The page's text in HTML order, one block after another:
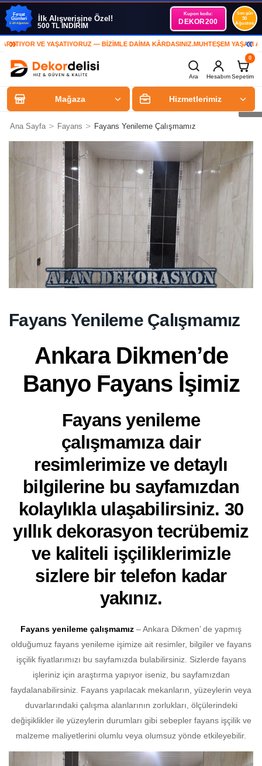
Fırsat
Günleri
1-30 Ağustos
İlk Alışverişine Özel!
500 TL İNDİRİM
Kupon kodu:
DEKOR200
Son gün
30
Ağustos
» VE YAŞATIYORUZ — BİZİMLE DAİMA KÂRDASINIZ.MUHTEŞEM YAŞAM «
Ara Hesabım
0
Sepetim
Mağaza Hizmetlerimiz
Ana Sayfa > Fayans > Fayans Yenileme Çalışmamız
Fayans Yenileme Çalışmamız
Ankara Dikmen’de
Banyo Fayans İşimiz
Fayans yenileme
çalışmamıza dair
resimlerimize ve detaylı
bilgilerine bu sayfamızdan
kolaylıkla ulaşabilirsiniz. 30
yıllık dekorasyon tecrübemiz
ve kaliteli işçiliklerimizle
sizlere bir telefon kadar
yakınız.
Fayans yenileme çalışmamız – Ankara Dikmen’ de yapmış
olduğumuz fayans yenileme işimize ait resimler, bilgiler ve fayans
işçilik fiyatlarımızı bu sayfamızda bulabilirsiniz. Sizlerde fayans
işleriniz için araştırma yapıyor iseniz, bu sayfamızdan
faydalanabilirsiniz. Fayans yapılacak mekanların, yüzeylerin veya
duvarlarındaki çalışma alanlarının zorlukları, ölçülerindeki
değişiklikler ile yüzeylerin durumları gibi sebepler fayans işçilik ve
malzeme maliyetlerini olumlu veya olumsuz yönde etkileyebilir.